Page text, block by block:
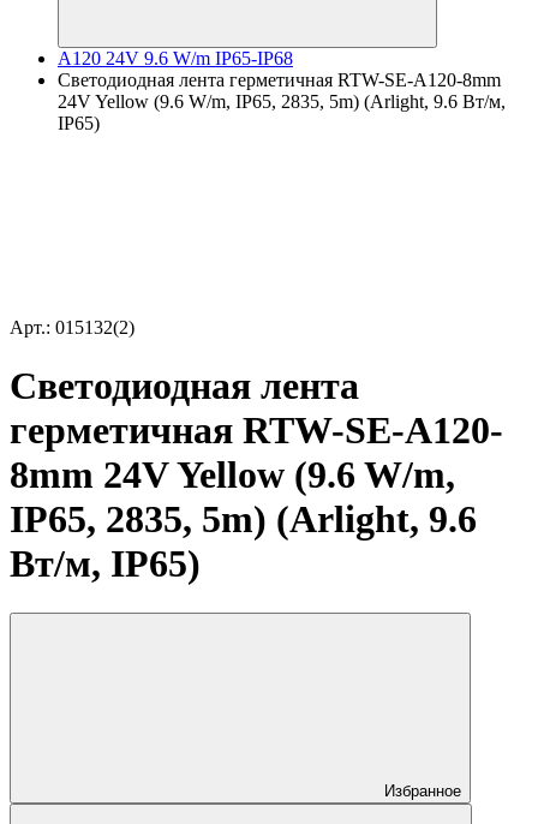
A120 24V 9.6 W/m IP65-IP68
Светодиодная лента герметичная RTW-SE-A120-8mm
24V Yellow (9.6 W/m, IP65, 2835, 5m) (Arlight, 9.6 Вт/м,
IP65)
Арт.: 015132(2)
Светодиодная лента
герметичная RTW-SE-A120-
8mm 24V Yellow (9.6 W/m,
IP65, 2835, 5m) (Arlight, 9.6
Вт/м, IP65)
Избранное